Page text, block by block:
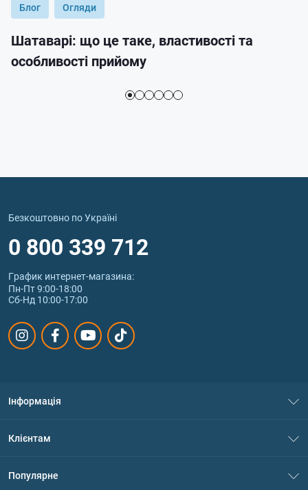
Блог Огляди
Шатаварі: що це таке, властивості та
особливості прийому
Безкоштовно по Україні
0 800 339 712
График интернет‑магазина:
Пн-Пт 9:00-18:00
Сб-Нд 10:00-17:00
Інформація
Політика конфіденційності
Клієнтам
Популярне